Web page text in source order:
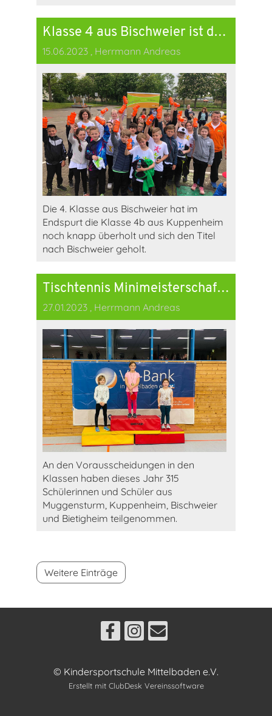
Klasse 4 aus Bischweier ist die fitteste 4. Klasse der KiSS Mittelbaden e.V.
15.06.2023 , Herrmann Andreas
Die 4. Klasse aus Bischweier hat im
Endspurt die Klasse 4b aus Kuppenheim
noch knapp überholt und sich den Titel
nach Bischweier geholt.
Tischtennis Minimeisterschaften mit neuer Rekordteilnehmerzahl
27.01.2023 , Herrmann Andreas
An den Vorausscheidungen in den
Klassen haben dieses Jahr 315
Schülerinnen und Schüler aus
Muggensturm, Kuppenheim, Bischweier
und Bietigheim teilgenommen.
Weitere Einträge
© Kindersportschule Mittelbaden e.V.
Erstellt mit ClubDesk Vereinssoftware